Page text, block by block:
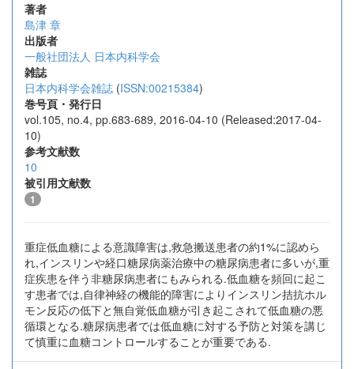
著者
島津 章
出版者
一般社団法人 日本内科学会
雑誌
日本内科学会雑誌 (ISSN:00215384)
巻号頁・発行日
vol.105, no.4, pp.683-689, 2016-04-10 (Released:2017-04-
10)
参考文献数
10
被引用文献数
1
重症低血糖による意識障害は,救急搬送患者の約1%に認めら
れ,インスリンや経口糖尿病薬治療中の糖尿病患者に多いが,重
症疾患を伴う非糖尿病患者にもみられる.低血糖を頻回に起こ
す患者では,自律神経の機能的障害によりインスリン拮抗ホル
モン反応の低下と無自覚低血糖が引き起こされて低血糖の悪
循環となる.糖尿病患者では低血糖に対する予防と対策を講じ
て慎重に血糖コントロールすることが重要である.